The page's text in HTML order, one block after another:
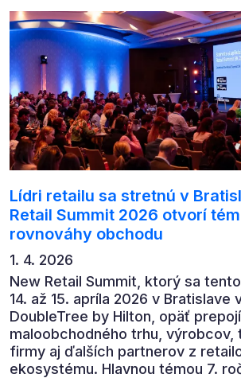
automatizaci, leadership i
Lídri retailu sa stretnú v
Retail Summit 2026 otvorí
rovnováhy obchodu
1. 4. 2026
New Retail Summit, ktorý sa
14. až 15. apríla 2026 v Bratislave
DoubleTree by Hilton, opäť
maloobchodného trhu, výrobcov,
firmy aj ďalších partnerov z
ekosystému. Hlavnou témou 7.